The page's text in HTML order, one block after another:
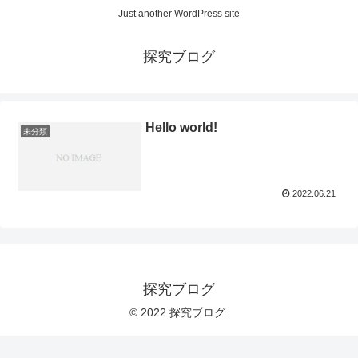
Just another WordPress site
探究ブログ
未分類 Hello world!
2022.06.21
探究ブログ
© 2022 探究ブログ.